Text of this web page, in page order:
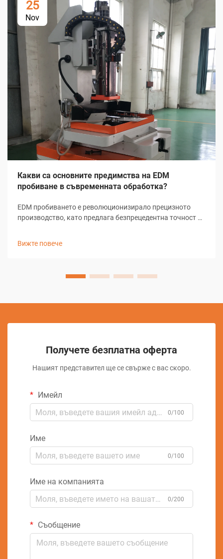
25
Nov
Какви са основните предимства на EDM
пробиване в съвременната обработка?
EDM пробиването е революционизирало прецизното
производство, като предлага безпрецедентна точност и
Вижте повече
Получете безплатна оферта
Нашият представител ще се свърже с вас скоро.
Имейл
0/100
Име
0/100
Име на компанията
0/200
Съобщение